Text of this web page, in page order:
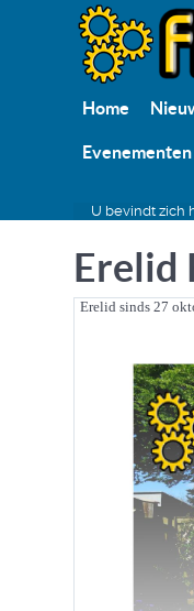
Home
Evenementen
U bevindt zich
Erelid
Erelid sinds 27